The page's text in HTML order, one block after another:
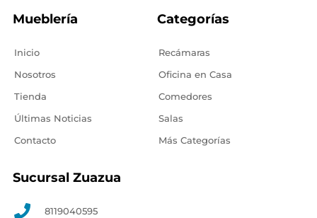
Mueblería
Inicio
Nosotros
Tienda
Últimas Noticias
Contacto
Categorías
Recámaras
Oficina en Casa
Comedores
Salas
Más Categorías
Sucursal Zuazua
8119040595